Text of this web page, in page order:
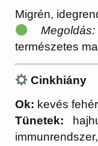
Migrén,
Megoldás:
természetes
Cinkhiány
Ok: kevés
Tünetek: